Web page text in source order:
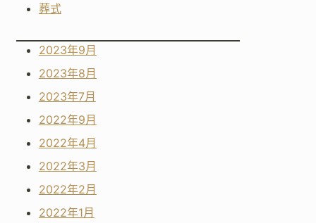
葬式
2023年9月
2023年8月
2023年7月
2022年9月
2022年4月
2022年3月
2022年2月
2022年1月